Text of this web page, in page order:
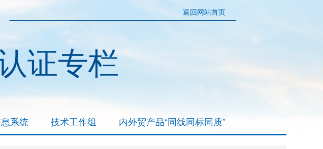
返回网站首页
证专栏
系统 技术工作组 内外贸产品“同线同标同质”